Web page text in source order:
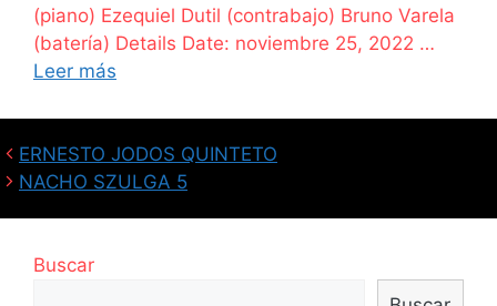
(piano) Ezequiel Dutil (contrabajo) Bruno Varela
(batería) Details Date: noviembre 25, 2022 …
Leer más
ERNESTO JODOS QUINTETO
NACHO SZULGA 5
Buscar